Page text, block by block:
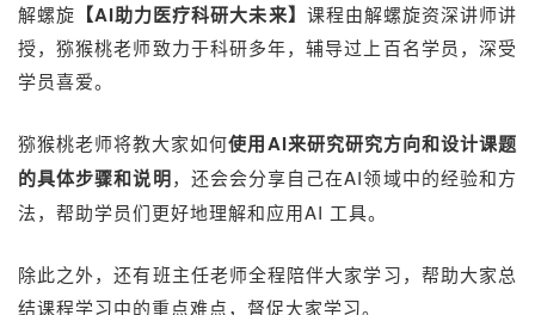
解螺旋 【AI助力医疗科研大未来】 课程由解螺旋资深讲师讲
授，猕猴桃老师致力于科研多年，辅导过上百名学员，深受
学员喜爱。
猕猴桃老师将教大家如何使用AI来研究研究方向和设计课题
的具体步骤和说明，还会会分享自己在AI领域中的经验和方
法，帮助学员们更好地理解和应用AI 工具。
除此之外，还有班主任老师全程陪伴大家学习，帮助大家总
结课程学习中的重点难点，督促大家学习。